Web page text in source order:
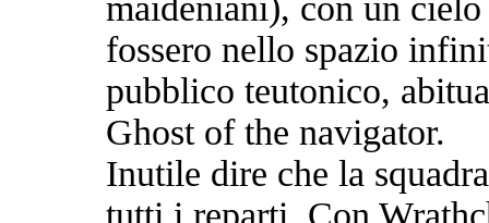
maideniani), con un
fossero nello spazio
pubblico teutonico,
Ghost of the navigator.
Inutile dire che la
tutti i reparti. Con